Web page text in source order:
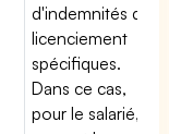
d'indemnités de
licenciement
spécifiques.
Dans ce cas,
pour le salarié,